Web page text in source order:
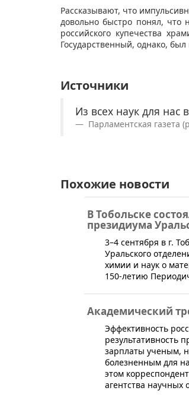
Рассказывают, что
довольно быстро понял, что
российского купечества
Государственный, однако, был
Источники
Из всех наук для нас
Парламентская газета
Похожие новости
В Тобольске
президиума
​3–4 сентября в г.
Уральского
химии и наук о
150-летию
Академический
​Эффективность
результативность
зарплаты ученым,
болезненным для
этом
агентства